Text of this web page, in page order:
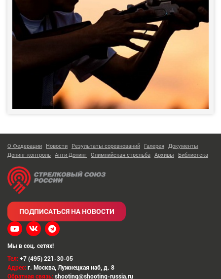
О Федерации Новости Результаты соревнований Галерея Документы
Допинг-контроль Анти-Допинг Олимпийская стрельба Архивы Библиотека
Тел:+7 (495) 221-30-05
Адрес:г. Москва,Лужнецкая наб, д. 8
Обратная связь:shooting@shooting-russia.ru
ПОДПИСАТЬСЯ НА НОВОСТИ
Мы в соц. сетях!